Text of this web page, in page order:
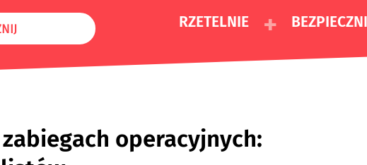
RZETELNIE +
operacyjnych: